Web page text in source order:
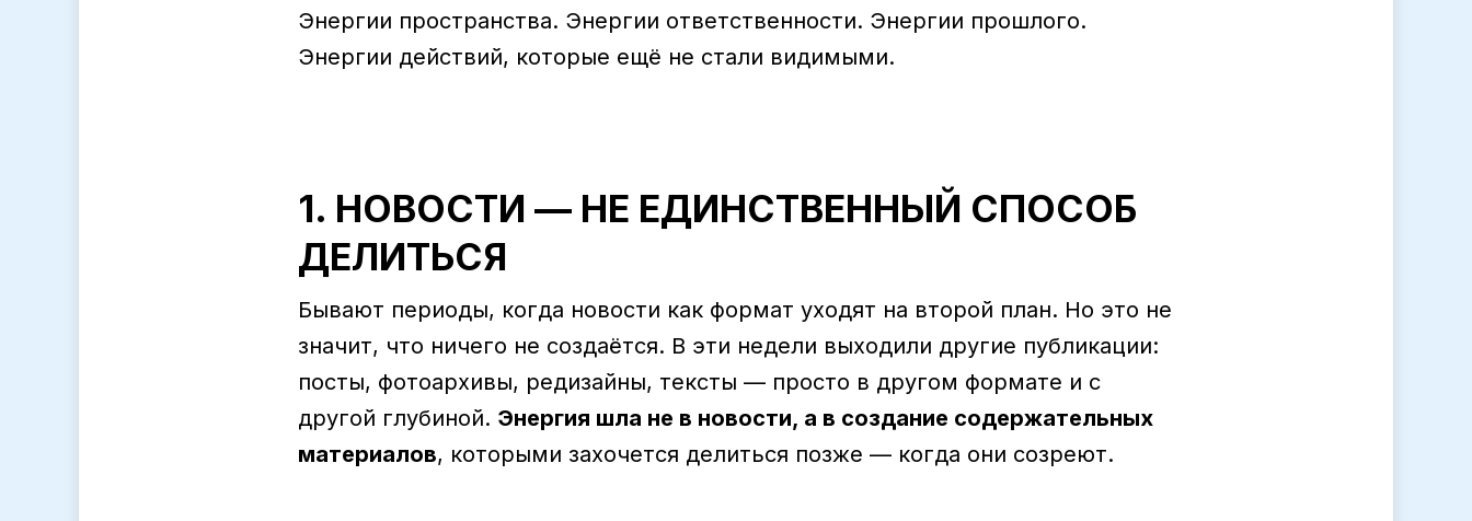
Энергии пространства. Энергии ответственности. Энергии прошлого.
Энергии действий, которые ещё не стали видимыми.
1. НОВОСТИ — НЕ ЕДИНСТВЕННЫЙ СПОСОБ
ДЕЛИТЬСЯ
Бывают периоды, когда новости как формат уходят на второй план. Но это не
значит, что ничего не создаётся. В эти недели выходили другие публикации:
посты, фотоархивы, редизайны, тексты — просто в другом формате и с
другой глубиной. Энергия шла не в новости, а в создание содержательных
материалов, которыми захочется делиться позже — когда они созреют.